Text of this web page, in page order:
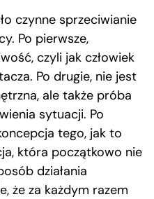
czynne sprzeciwianie
Po pierwsze,
czyli jak człowiek
Po drugie, nie jest
ale także próba
sytuacji. Po
tego, jak to
która początkowo nie
działania
że za każdym razem